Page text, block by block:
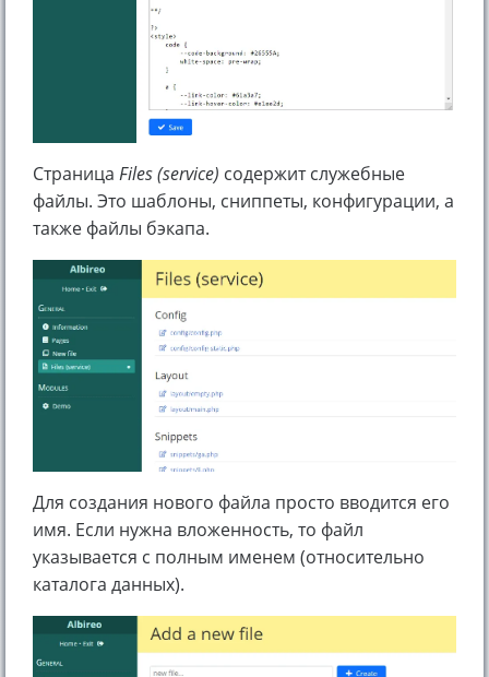
Страница Files (service) содержит служебные
файлы. Это шаблоны, сниппеты, конфигурации, а
также файлы бэкапа.
Для создания нового файла просто вводится его
имя. Если нужна вложенность, то файл
указывается с полным именем (относительно
каталога данных).